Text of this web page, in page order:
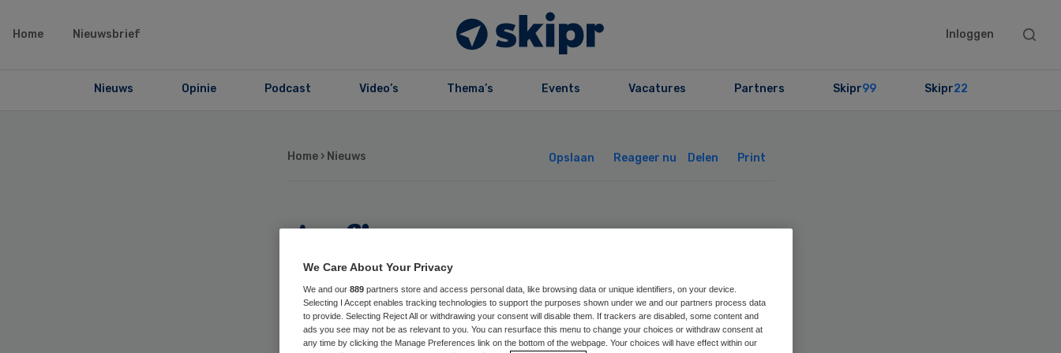
Home Nieuwsbrief Inloggen
Search
Nieuws Opinie Podcast Video’s Thema’s Events Vacatures Partners Skipr99 Skipr22
Home › Nieuws Opslaan Reageer nu Delen Print
Aafje opent
verduurzaamd
verpleeghuis
We Care About Your Privacy
We and our 889 partners store and access personal data, like browsing data or unique identifiers, on your device.
Selecting I Accept enables tracking technologies to support the purposes shown under we and our partners process data
to provide. Selecting Reject All or withdrawing your consent will disable them. If trackers are disabled, some content and
ads you see may not be as relevant to you. You can resurface this menu to change your choices or withdraw consent at
any time by clicking the Manage Preferences link on the bottom of the webpage. Your choices will have effect within our